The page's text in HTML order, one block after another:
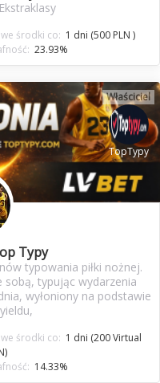
środki co: 1 dni (500 PLN )
23.93%
Właściciel
TopTypy
Typy
typowania piłki nożnej.
sobą, typując wydarzenia
wyłoniony na podstawie
środki co: 1 dni (200 Virtual
14.33%